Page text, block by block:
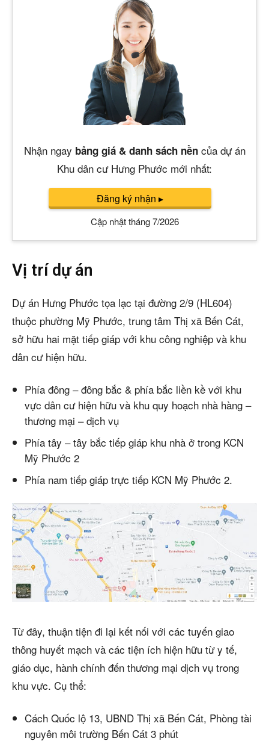
Nhận ngay bảng giá & danh sách nềncủa dự án
Khu dân cư Hưng Phước mới nhất:
Đăng ký nhận ▸
Cập nhật tháng 7/2026
Vị trí dự án
Dự án Hưng Phước tọa lạc tại đường 2/9 (HL604)
thuộc phường Mỹ Phước, trung tâm Thị xã Bến Cát,
sở hữu hai mặt tiếp giáp với khu công nghiệp và khu
dân cư hiện hữu.
Phía đông – đông bắc & phía bắc liền kề với khu
vực dân cư hiện hữu và khu quy hoạch nhà hàng –
thương mại – dịch vụ
Phía tây – tây bắc tiếp giáp khu nhà ở trong KCN
Mỹ Phước 2
Phía nam tiếp giáp trực tiếp KCN Mỹ Phước 2.
Từ đây, thuận tiện đi lại kết nối với các tuyến giao
thông huyết mạch và các tiện ích hiện hữu từ y tế,
giáo dục, hành chính đến thương mại dịch vụ trong
khu vực. Cụ thể:
Cách Quốc lộ 13, UBND Thị xã Bến Cát, Phòng tài
nguyên môi trường Bến Cát 3 phút